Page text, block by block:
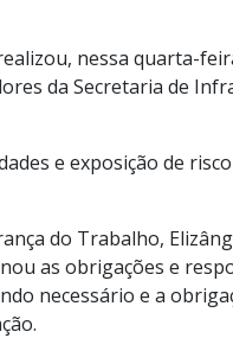
nessa quarta-
da Secretaria de
e exposição de
do Trabalho,
as obrigações e
necessário e a